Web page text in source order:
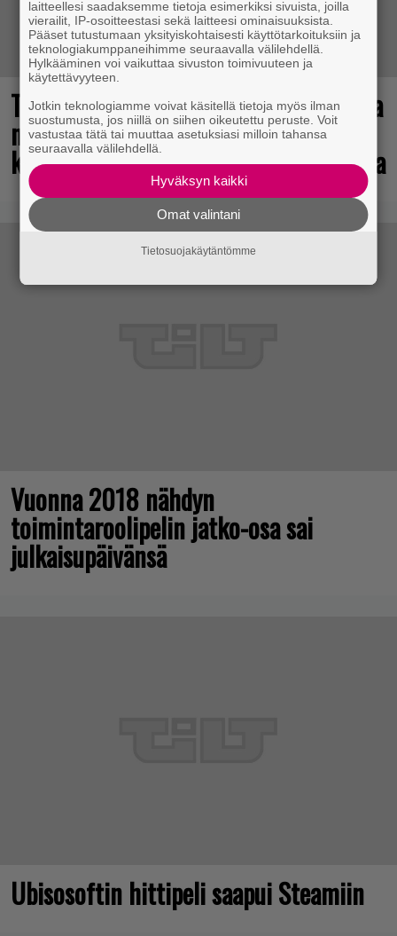
Tulevasta Resident Evil -uusioversiosta
näyttäisi tulevan menestys – jo yli
kahden miljoonan pelaajan toivelistalla
Vuonna 2018 nähdyn
toimintaroolipelin jatko-osa sai
julkaisupäivänsä
Ubisosoftin hittipeli saapui Steamiin
laitteellesi saadaksemme tietoja esimerkiksi sivuista, joilla
vierailit, IP-osoitteestasi sekä laitteesi ominaisuuksista.
Pääset tutustumaan yksityiskohtaisesti käyttötarkoituksiin ja
teknologiakumppaneihimme seuraavalla välilehdellä.
Hylkääminen voi vaikuttaa sivuston toimivuuteen ja
käytettävyyteen.
Jotkin teknologiamme voivat käsitellä tietoja myös ilman
suostumusta, jos niillä on siihen oikeutettu peruste. Voit
vastustaa tätä tai muuttaa asetuksiasi milloin tahansa
seuraavalla välilehdellä.
Hyväksyn kaikki
Omat valintani
Tietosuojakäytäntömme